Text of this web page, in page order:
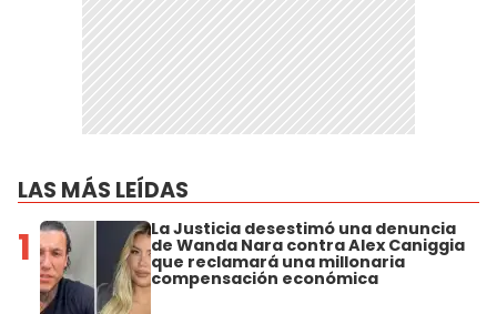
LAS MÁS LEÍDAS
1 La Justicia desestimó una denuncia
de Wanda Nara contra Alex Caniggia
que reclamará una millonaria
compensación económica